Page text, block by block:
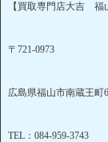
【買取専門店大吉 福
〒721-0973
広島県福山市南蔵王町
TEL：084-959-3743